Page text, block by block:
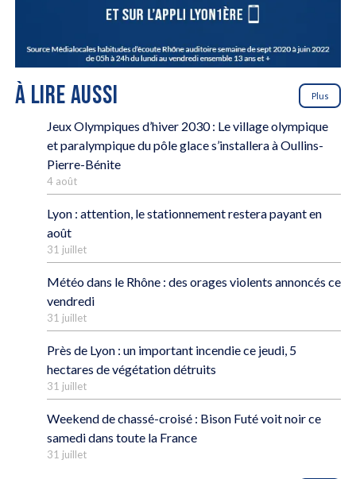
À LIRE AUSSI Plus
Jeux Olympiques d’hiver 2030 : Le village olympique
et paralympique du pôle glace s’installera à Oullins-
Pierre-Bénite
4 août
Lyon : attention, le stationnement restera payant en
août
31 juillet
Météo dans le Rhône : des orages violents annoncés ce
vendredi
31 juillet
Près de Lyon : un important incendie ce jeudi, 5
hectares de végétation détruits
31 juillet
Weekend de chassé-croisé : Bison Futé voit noir ce
samedi dans toute la France
31 juillet